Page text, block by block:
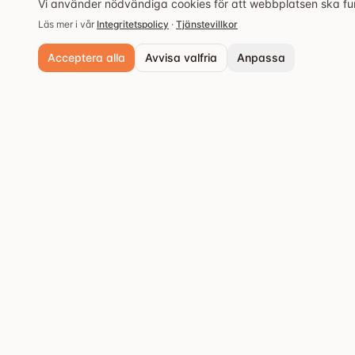
Vi använder nödvändiga cookies för att webbplatsen ska
Läs mer i vår Integritetspolicy · Tjänstevillkor
Acceptera alla Avvisa valfria Anpassa